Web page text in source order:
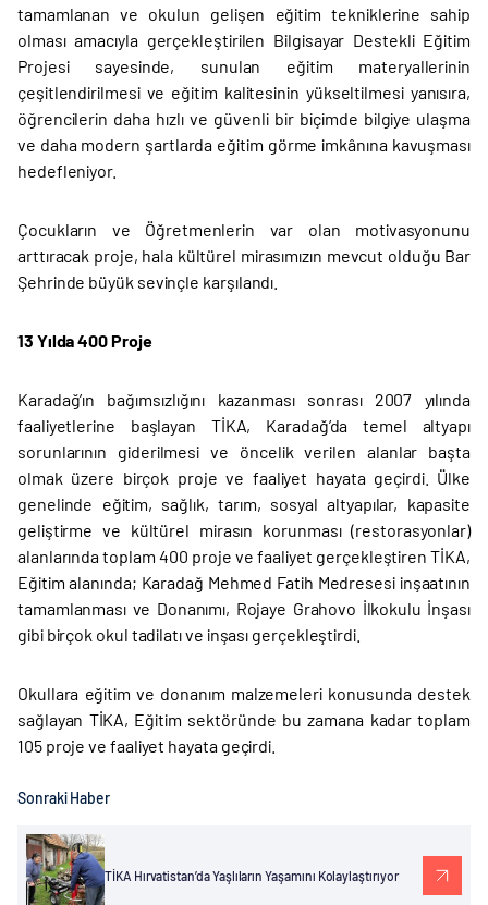
tamamlanan ve okulun gelişen eğitim tekniklerine sahip
olması amacıyla gerçekleştirilen Bilgisayar Destekli Eğitim
Projesi sayesinde, sunulan eğitim materyallerinin
çeşitlendirilmesi ve eğitim kalitesinin yükseltilmesi yanısıra,
öğrencilerin daha hızlı ve güvenli bir biçimde bilgiye ulaşma
ve daha modern şartlarda eğitim görme imkânına kavuşması
hedefleniyor.
Çocukların ve Öğretmenlerin var olan motivasyonunu
arttıracak proje, hala kültürel mirasımızın mevcut olduğu Bar
Şehrinde büyük sevinçle karşılandı.
13 Yılda 400 Proje
Karadağ’ın bağımsızlığını kazanması sonrası 2007 yılında
faaliyetlerine başlayan TİKA, Karadağ’da temel altyapı
sorunlarının giderilmesi ve öncelik verilen alanlar başta
olmak üzere birçok proje ve faaliyet hayata geçirdi. Ülke
genelinde eğitim, sağlık, tarım, sosyal altyapılar, kapasite
geliştirme ve kültürel mirasın korunması (restorasyonlar)
alanlarında toplam 400 proje ve faaliyet gerçekleştiren TİKA,
Eğitim alanında; Karadağ Mehmed Fatih Medresesi inşaatının
tamamlanması ve Donanımı, Rojaye Grahovo İlkokulu İnşası
gibi birçok okul tadilatı ve inşası gerçekleştirdi.
Okullara eğitim ve donanım malzemeleri konusunda destek
sağlayan TİKA, Eğitim sektöründe bu zamana kadar toplam
105 proje ve faaliyet hayata geçirdi.
Sonraki Haber
TİKA Hırvatistan’da Yaşlıların Yaşamını Kolaylaştırıyor